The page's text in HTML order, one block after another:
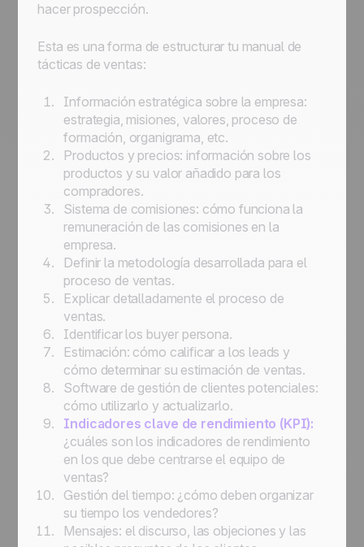
hacer prospección.
Esta es una forma de estructurar tu manual de
tácticas de ventas:
Información estratégica sobre la empresa:
estrategia, misiones, valores, proceso de
formación, organigrama, etc.
Productos y precios: información sobre los
productos y su valor añadido para los
compradores.
Sistema de comisiones: cómo funciona la
remuneración de las comisiones en la
empresa.
Definir la metodología desarrollada para el
proceso de ventas.
Explicar detalladamente el proceso de
ventas.
Identificar los buyer persona.
Estimación: cómo calificar a los leads y
cómo determinar su estimación de ventas.
Software de gestión de clientes potenciales:
cómo utilizarlo y actualizarlo.
Indicadores clave de rendimiento (KPI):
¿cuáles son los indicadores de rendimiento
en los que debe centrarse el equipo de
ventas?
Gestión del tiempo: ¿cómo deben organizar
su tiempo los vendedores?
Mensajes: el discurso, las objeciones y las